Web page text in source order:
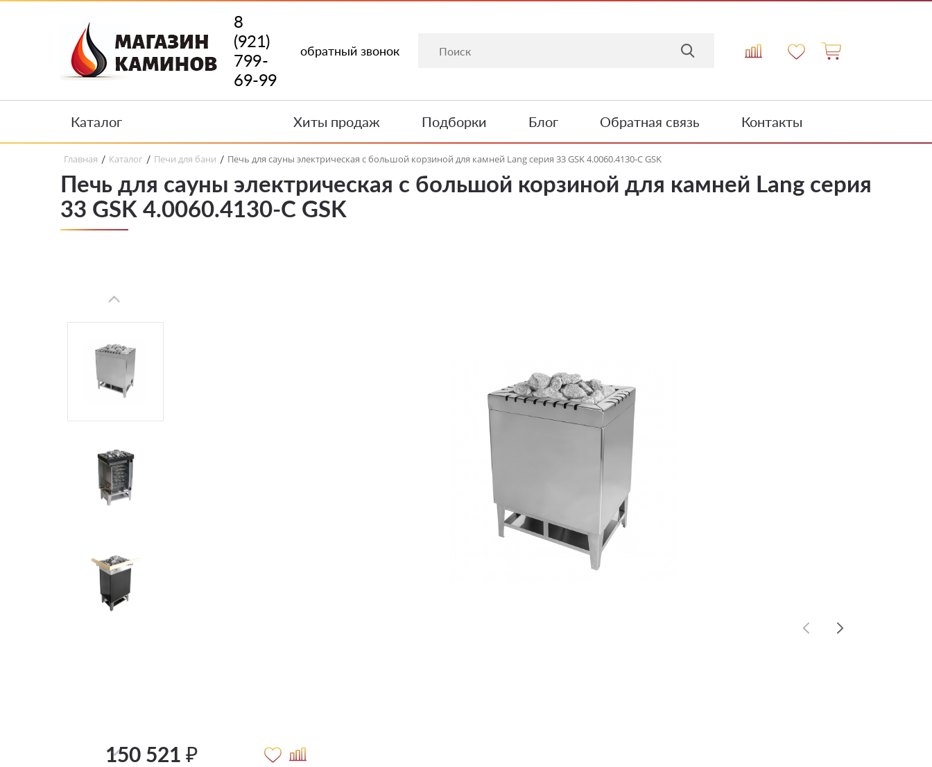
8
(921)
799-
69-99
обратный звонок
Каталог Хиты продаж Подборки Блог Обратная связь Контакты
Главная / Каталог / Печи для бани / Печь для сауны электрическая с большой корзиной для камней Lang серия 33 GSK 4.0060.4130-C GSK
Печь для сауны электрическая с большой корзиной для камней Lang серия
33 GSK 4.0060.4130-C GSK
150 521 ₽